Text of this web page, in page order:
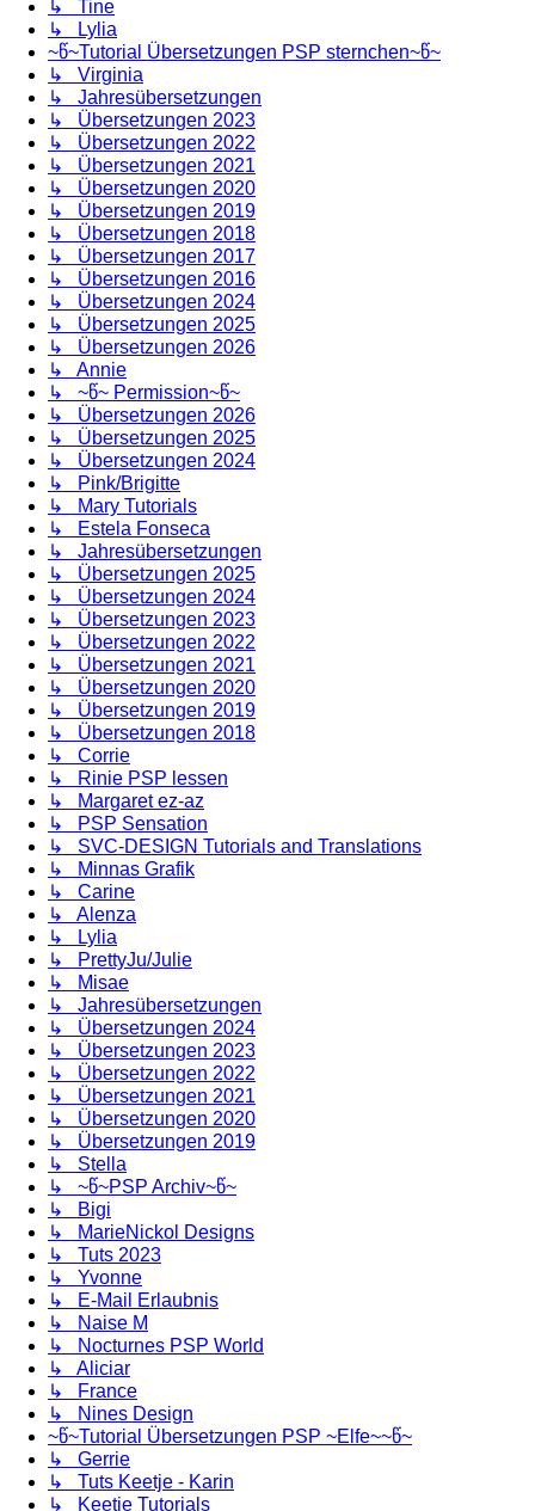
↳ Tine
↳ Lylia
~წ~Tutorial Übersetzungen PSP sternchen~წ~
↳ Virginia
↳ Jahresübersetzungen
↳ Übersetzungen 2023
↳ Übersetzungen 2022
↳ Übersetzungen 2021
↳ Übersetzungen 2020
↳ Übersetzungen 2019
↳ Übersetzungen 2018
↳ Übersetzungen 2017
↳ Übersetzungen 2016
↳ Übersetzungen 2024
↳ Übersetzungen 2025
↳ Übersetzungen 2026
↳ Annie
↳ ~წ~ Permission~წ~
↳ Übersetzungen 2026
↳ Übersetzungen 2025
↳ Übersetzungen 2024
↳ Pink/Brigitte
↳ Mary Tutorials
↳ Estela Fonseca
↳ Jahresübersetzungen
↳ Übersetzungen 2025
↳ Übersetzungen 2024
↳ Übersetzungen 2023
↳ Übersetzungen 2022
↳ Übersetzungen 2021
↳ Übersetzungen 2020
↳ Übersetzungen 2019
↳ Übersetzungen 2018
↳ Corrie
↳ Rinie PSP lessen
↳ Margaret ez-az
↳ PSP Sensation
↳ SVC-DESIGN Tutorials and Translations
↳ Minnas Grafik
↳ Carine
↳ Alenza
↳ Lylia
↳ PrettyJu/Julie
↳ Misae
↳ Jahresübersetzungen
↳ Übersetzungen 2024
↳ Übersetzungen 2023
↳ Übersetzungen 2022
↳ Übersetzungen 2021
↳ Übersetzungen 2020
↳ Übersetzungen 2019
↳ Stella
↳ ~წ~PSP Archiv~წ~
↳ Bigi
↳ MarieNickol Designs
↳ Tuts 2023
↳ Yvonne
↳ E-Mail Erlaubnis
↳ Naise M
↳ Nocturnes PSP World
↳ Aliciar
↳ France
↳ Nines Design
~წ~Tutorial Übersetzungen PSP ~Elfe~~წ~
↳ Gerrie
↳ Tuts Keetje - Karin
↳ Keetje Tutorials